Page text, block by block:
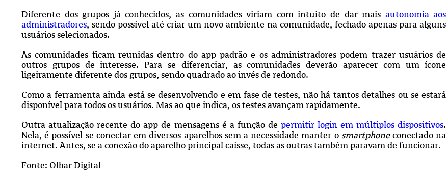
Diferente dos grupos já conhecidos, as comunidades viriam com intuito de dar mais autonomia aos
administradores, sendo possível até criar um novo ambiente na comunidade, fechado apenas para alguns
usuários selecionados.
As comunidades ficam reunidas dentro do app padrão e os administradores podem trazer usuários de
outros grupos de interesse. Para se diferenciar, as comunidades deverão aparecer com um ícone
ligeiramente diferente dos grupos, sendo quadrado ao invés de redondo.
Como a ferramenta ainda está se desenvolvendo e em fase de testes, não há tantos detalhes ou se estará
disponível para todos os usuários. Mas ao que indica, os testes avançam rapidamente.
Outra atualização recente do app de mensagens é a função de permitir login em múltiplos dispositivos.
Nela, é possível se conectar em diversos aparelhos sem a necessidade manter o smartphoneconectado na
internet. Antes, se a conexão do aparelho principal caísse, todas as outras também paravam de funcionar.
Fonte: Olhar Digital